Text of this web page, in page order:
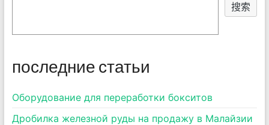
搜索
последние статьи
Оборудование для переработки бокситов
Дробилка железной руды на продажу в Малайзии